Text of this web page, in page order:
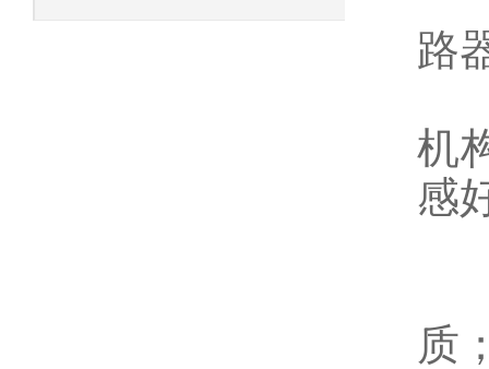
路
机
感
质